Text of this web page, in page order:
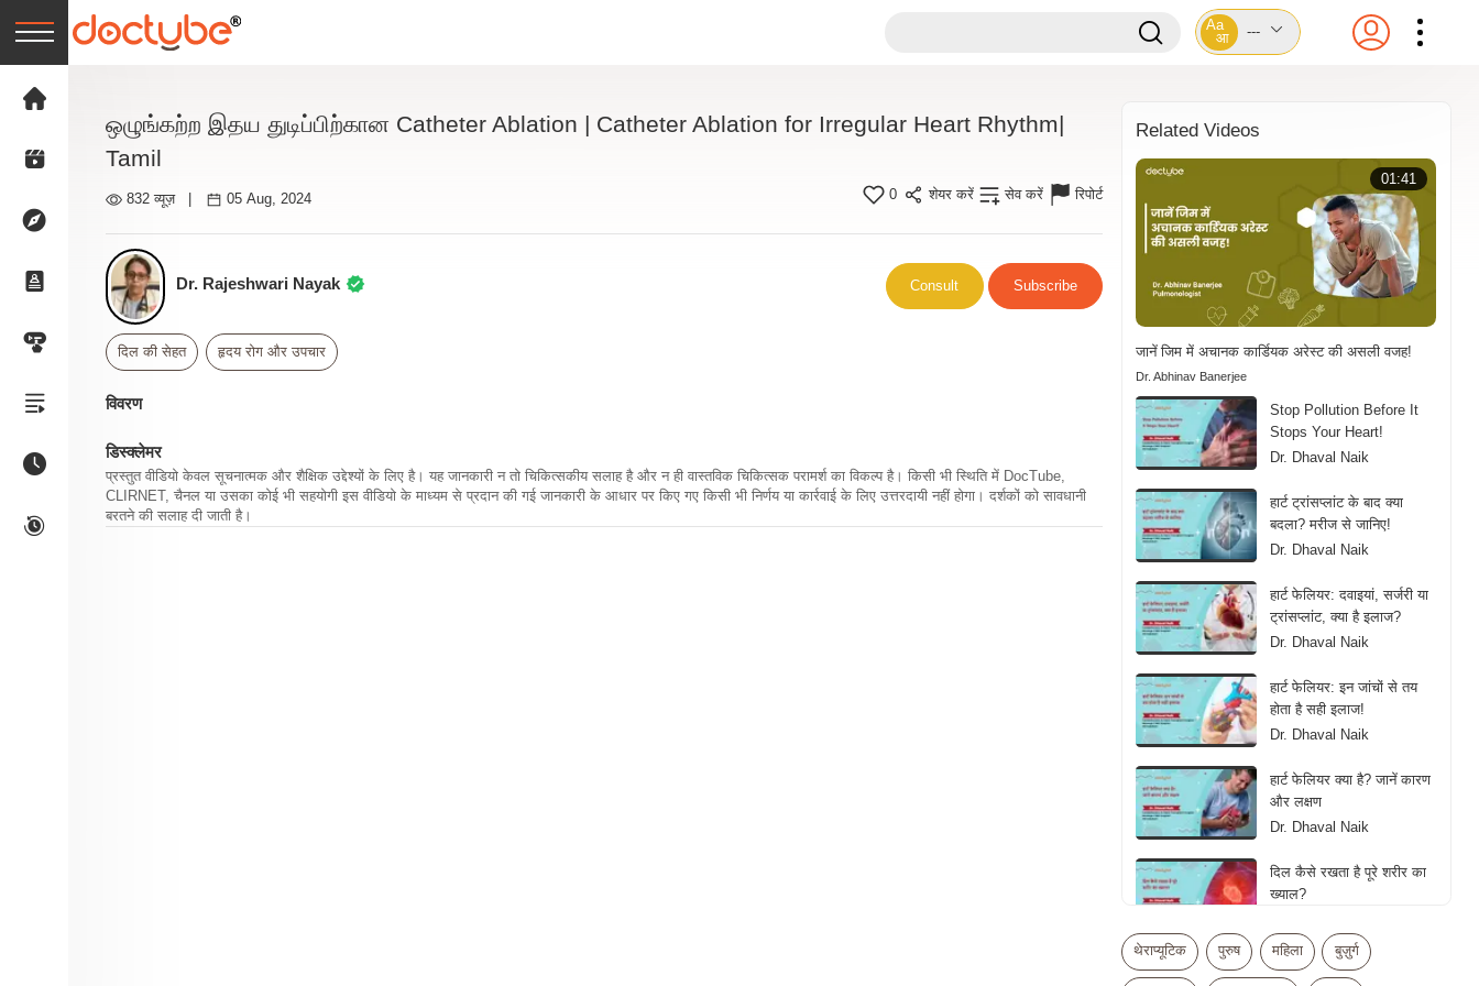
Aa
आ
---
ஒழுங்கற்ற இதய துடிப்பிற்கான Catheter Ablation | Catheter Ablation for Irregular Heart Rhythm|
Tamil
832 व्यूज़ 05 Aug, 2024 0 शेयर करें सेव करें रिपोर्ट
Dr. Rajeshwari Nayak Consult Subscribe
दिल की सेहत हृदय रोग और उपचार
विवरण
डिस्क्लेमर
प्रस्तुत वीडियो केवल सूचनात्मक और शैक्षिक उद्देश्यों के लिए है। यह जानकारी न तो चिकित्सकीय सलाह है और न ही वास्तविक चिकित्सक परामर्श का विकल्प है। किसी भी स्थिति में DocTube,
CLIRNET, चैनल या उसका कोई भी सहयोगी इस वीडियो के माध्यम से प्रदान की गई जानकारी के आधार पर किए गए किसी भी निर्णय या कार्रवाई के लिए उत्तरदायी नहीं होगा। दर्शकों को सावधानी
बरतने की सलाह दी जाती है।
Related Videos
01:41
जानें जिम में अचानक कार्डियक अरेस्ट की असली वजह!
Dr. Abhinav Banerjee
Stop Pollution Before It
Stops Your Heart!
Dr. Dhaval Naik
हार्ट ट्रांसप्लांट के बाद क्या
बदला? मरीज से जानिए!
Dr. Dhaval Naik
हार्ट फेलियर: दवाइयां, सर्जरी या
ट्रांसप्लांट, क्या है इलाज?
Dr. Dhaval Naik
हार्ट फेलियर: इन जांचों से तय
होता है सही इलाज!
Dr. Dhaval Naik
हार्ट फेलियर क्या है? जानें कारण
और लक्षण
Dr. Dhaval Naik
दिल कैसे रखता है पूरे शरीर का
ख्याल?
क्या ज्यादा एक्सरसाइज बन
थेराप्यूटिक पुरुष महिला बुज़ुर्ग